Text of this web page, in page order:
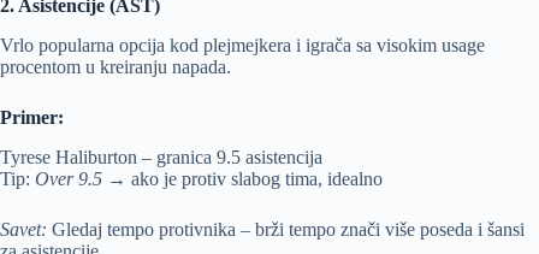
2. Asistencije (AST)
Vrlo popularna opcija kod plejmejkera i igrača sa visokim usage
procentom u kreiranju napada.
Primer:
Tyrese Haliburton – granica 9.5 asistencija
Tip: Over 9.5 → ako je protiv slabog tima, idealno
Savet: Gledaj tempo protivnika – brži tempo znači više poseda i šansi